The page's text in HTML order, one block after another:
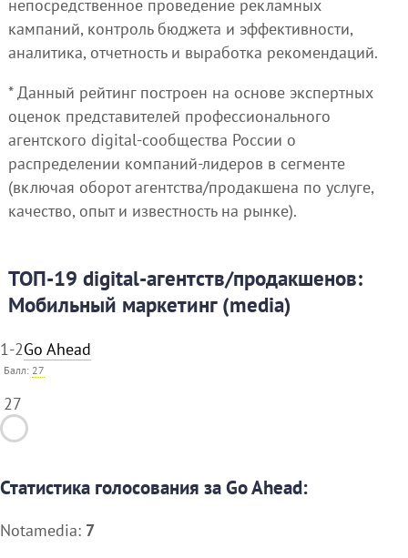
непосредственное проведение рекламных
кампаний, контроль бюджета и эффективности,
аналитика, отчетность и выработка рекомендаций.
* Данный рейтинг построен на основе экспертных
оценок представителей профессионального
агентского digital-сообщества России о
распределении компаний-лидеров в сегменте
(включая оборот агентства/продакшена по услуге,
качество, опыт и известность на рынке).
ТОП-19 digital-агентств/продакшенов:
Мобильный маркетинг (media)
1-2Go Ahead
Балл: 27
27
Статистика голосования за Go Ahead:
Notamedia: 7